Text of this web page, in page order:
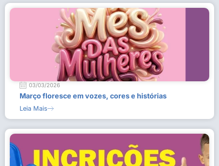
03/03/2026
Março floresce em vozes, cores e histórias
Leia Mais